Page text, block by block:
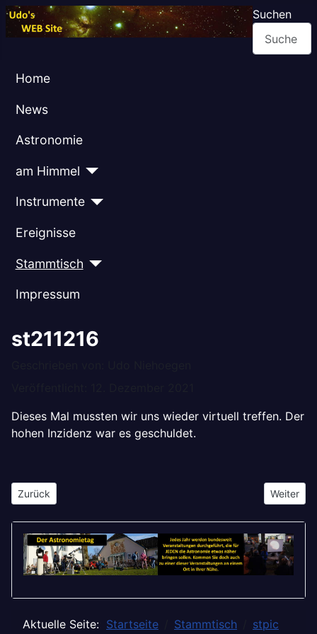
Suchen
Home
News
Astronomie
am Himmel
Instrumente
Ereignisse
Stammtisch
Impressum
st211216
Dieses Mal mussten wir uns wieder virtuell treffen. Der
hohen Inzidenz war es geschuldet.
Vorheriger Beitrag: st220120
Zurück Nächster
Weiter
Aktuelle Seite: Startseite Stammtisch
stpic